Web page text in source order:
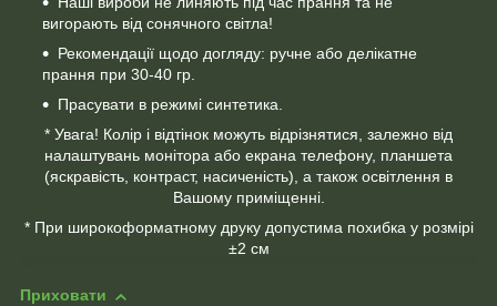
вигорають від сонячного світла!
Рекомендації щодо догляду: ручне або делікатне
прання при 30-40 гр.
Прасувати в режимі синтетика.
* Увага! Колір і відтінок можуть відрізнятися, залежно від
налаштувань монітора або екрана телефону, планшета
(яскравість, контраст, насиченість), а також освітлення в
Вашому приміщенні.
* При широкоформатному друку допустима похибка у розмірі
±2 см
Приховати